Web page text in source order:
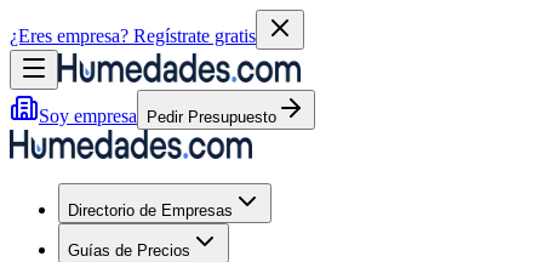
¿Eres empresa? Regístrate gratis
Soy empresa Pedir Presupuesto
Directorio de Empresas
Guías de Precios